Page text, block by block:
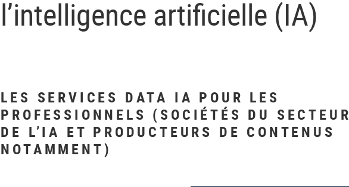
l’intelligence artificielle (IA)
LES SERVICES DATA IA POUR LES
PROFESSIONNELS (SOCIÉTÉS DU SECTEUR
DE L’IA ET PRODUCTEURS DE CONTENUS
NOTAMMENT)